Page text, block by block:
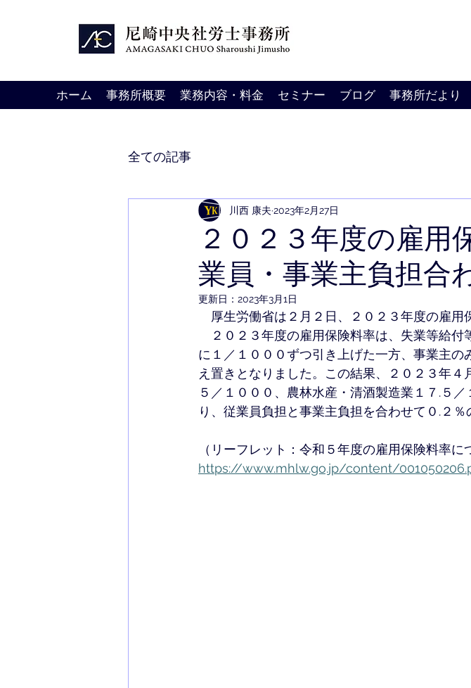
ホーム 事務所概要 業務内容・料金 セミナー ブログ 事務所だより
全ての記事
２０２３年度の雇用
業員・事業主負担合
川西 康夫 2023年2月27日
更新日： 2023年3月1日
厚生労働省は２月２日、２０２３年度の雇用
２０２３年度の雇用保険料率は、失業等給付
に１／１０００ずつ引き上げた一方、事業主
え置きとなりました。この結果、２０２３年
５／１０００、農林水産・清酒製造業１７.５
り、従業員負担と事業主負担を合わせて０.２％
（リーフレット：令和５年度の雇用保険料率に
https://www.mhlw.go.jp/content/